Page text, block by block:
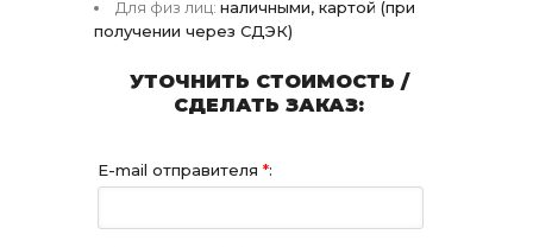
Для физ лиц: наличными, картой (при
получении через СДЭК)
УТОЧНИТЬ СТОИМОСТЬ /
СДЕЛАТЬ ЗАКАЗ:
E-mail отправителя *: